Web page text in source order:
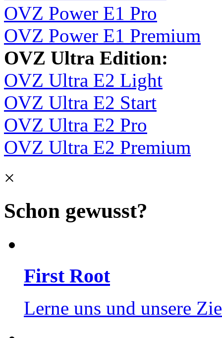
OVZ Power E1 Pro
OVZ Power E1 Premium
OVZ Ultra Edition:
OVZ Ultra E2 Light
OVZ Ultra E2 Start
OVZ Ultra E2 Pro
OVZ Ultra E2 Premium
×
Schon gewusst?
First Root
Lerne uns und unsere